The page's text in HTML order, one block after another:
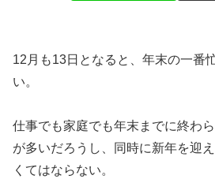
12月も13日となると、年末の一番
い。
仕事でも家庭でも年末までに終わ
が多いだろうし、同時に新年を迎
くてはならない。